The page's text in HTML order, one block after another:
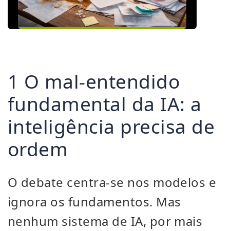
1 O mal-entendido
fundamental da IA: a
inteligência precisa de
ordem
O debate centra-se nos modelos e
ignora os fundamentos. Mas
nenhum sistema de IA, por mais